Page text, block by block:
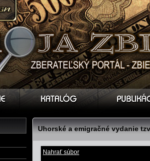
Uhorské a emigračné vydanie
Nahrať súbor